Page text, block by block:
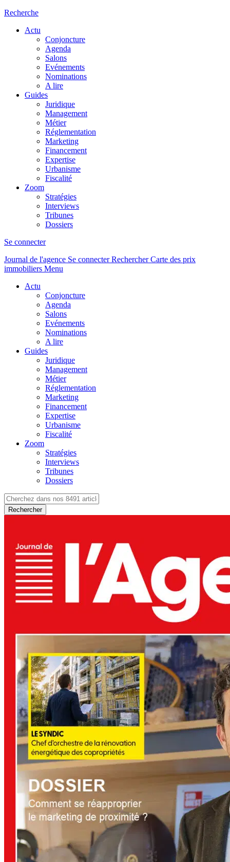
Recherche
Actu
Conjoncture
Agenda
Salons
Evénements
Nominations
A lire
Guides
Juridique
Management
Métier
Réglementation
Marketing
Financement
Expertise
Urbanisme
Fiscalité
Zoom
Stratégies
Interviews
Tribunes
Dossiers
Se connecter
Journal de l'agence Se connecterRechercher Carte des prix
immobiliers Menu
Actu
Conjoncture
Agenda
Salons
Evénements
Nominations
A lire
Guides
Juridique
Management
Métier
Réglementation
Marketing
Financement
Expertise
Urbanisme
Fiscalité
Zoom
Stratégies
Interviews
Tribunes
Dossiers
Rechercher